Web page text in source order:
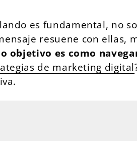
es fundamental, no
resuene con ellas,
objetivo es como
de marketing digital